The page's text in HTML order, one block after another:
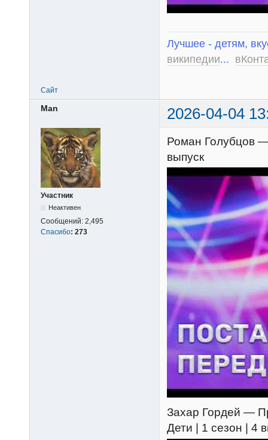
Лучшее - детям,
википедии...
Сайт
Man 2026-04-04
Участник
Неактивен
Сообщений: 2,495
Спасибо: 273
Роман Голубцов
выпуск
Захар Гордей —
Дети | 1 сезон | 4